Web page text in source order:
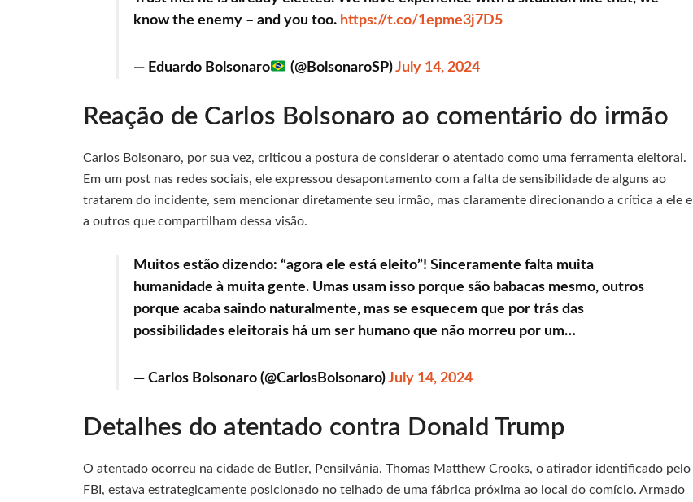
know the enemy – and you too. https://t.co/1epme3j7D5
— Eduardo Bolsonaro (@BolsonaroSP)July 14, 2024
Reação de Carlos Bolsonaro ao comentário do irmão
Carlos Bolsonaro, por sua vez, criticou a postura de considerar o atentado como uma ferramenta eleitoral.
Em um post nas redes sociais, ele expressou desapontamento com a falta de sensibilidade de alguns ao
tratarem do incidente, sem mencionar diretamente seu irmão, mas claramente direcionando a crítica a ele e
a outros que compartilham dessa visão.
Muitos estão dizendo: “agora ele está eleito”! Sinceramente falta muita
humanidade à muita gente. Umas usam isso porque são babacas mesmo, outros
porque acaba saindo naturalmente, mas se esquecem que por trás das
possibilidades eleitorais há um ser humano que não morreu por um…
— Carlos Bolsonaro (@CarlosBolsonaro)July 14, 2024
Detalhes do atentado contra Donald Trump
O atentado ocorreu na cidade de Butler, Pensilvânia. Thomas Matthew Crooks, o atirador identificado pelo
FBI, estava estrategicamente posicionado no telhado de uma fábrica próxima ao local do comício. Armado